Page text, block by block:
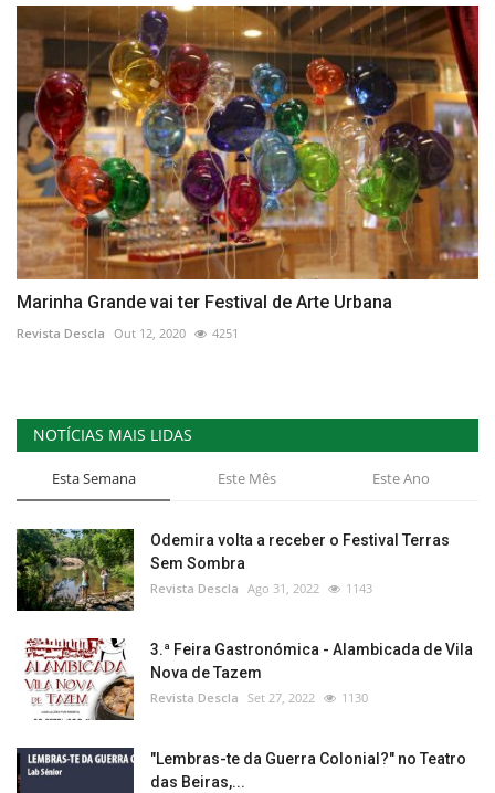
Marinha Grande vai ter Festival de Arte Urbana
Revista Descla Out 12, 2020 4251
NOTÍCIAS MAIS LIDAS
Esta Semana Este Mês Este Ano
Odemira volta a receber o Festival Terras
Sem Sombra
Revista Descla Ago 31, 2022 1143
3.ª Feira Gastronómica - Alambicada de Vila
Nova de Tazem
Revista Descla Set 27, 2022 1130
"Lembras-te da Guerra Colonial?" no Teatro
das Beiras,...